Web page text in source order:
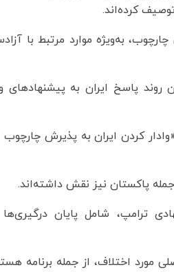
کرده‌اند.
به‌ویژه موارد مرتبط با
پاسخ ایران به پیشنهادهای
کردن ایران به پذیرش
پاکستان نیز نقش داشته‌اند.
شامل پایان درگیری‌ها
اختلاف، از جمله برنامه